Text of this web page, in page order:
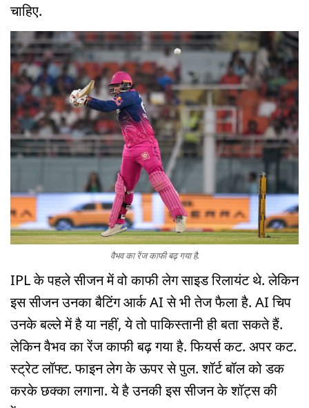
चाहिए.
वैभव का रेंज काफी बढ़ गया है.
IPL के पहले सीजन में वो काफी लेग साइड रिलायंट थे. लेकिन
इस सीजन उनका बैटिंग आर्क AI से भी तेज फैला है. AI चिप
उनके बल्ले में है या नहीं, ये तो पाकिस्तानी ही बता सकते हैं.
लेकिन वैभव का रेंज काफी बढ़ गया है. फियर्स कट. अपर कट.
स्ट्रेट लॉफ्ट. फाइन लेग के ऊपर से पुल. शॉर्ट बॉल को डक
करके छक्का लगाना. ये है उनकी इस सीजन के शॉट्स की